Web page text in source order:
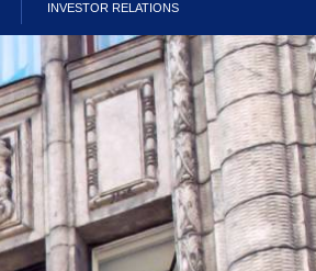
INVESTOR RELATIONS